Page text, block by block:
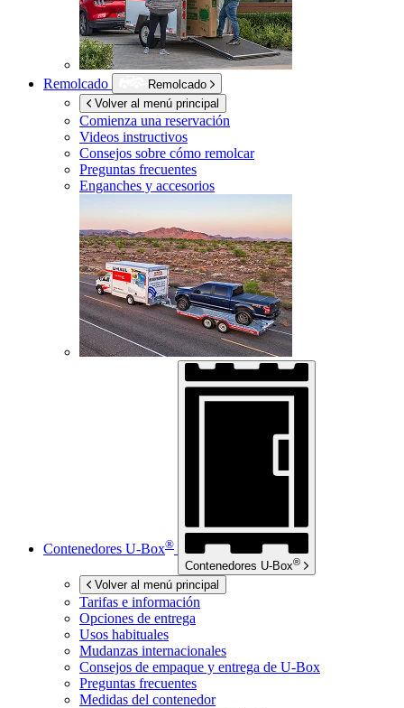
Remolcado
Remolcado
Volver al menú principal
Comienza una reservación
Videos instructivos
Consejos sobre cómo remolcar
Preguntas frecuentes
Enganches y accesorios
Contenedores U-Box®
Contenedores U-Box®
Volver al menú principal
Tarifas e información
Opciones de entrega
Usos habituales
Mudanzas internacionales
Consejos de empaque y entrega de U-Box
Preguntas frecuentes
Medidas del contenedor